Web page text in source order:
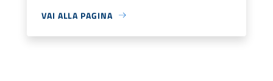
VAI ALLA PAGINA